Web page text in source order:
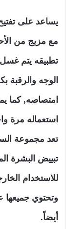
تطبيقه يتم
الوجه والرقبة
امتصاصه, كما
استعماله مرة
تعد مجموعة
تبييض البشرة
للاستخدام
وتحتوي جميعها
أيضاً.